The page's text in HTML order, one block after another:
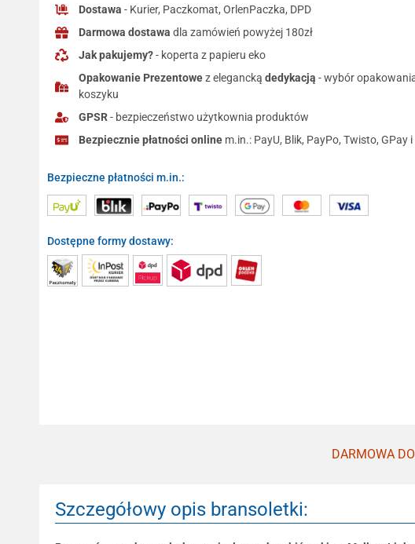
Dostawa - Kurier, Paczkomat, OrlenPaczka, DPD
Darmowa dostawa dla zamówień powyżej 180zł
Jak pakujemy?- koperta z papieru eko
Opakowanie Prezentowez eleganckądedykacją - wybór
koszyku
GPSR- bezpieczeństwo użytkownia produktów
Bezpiecznie płatności online m.in.: PayU, Blik, PayPo, Twisto, GPay i
Bezpieczne płatności m.in.:
Dostępne formy dostawy:
DARMOWA
Szczegółowy opis bransoletki: